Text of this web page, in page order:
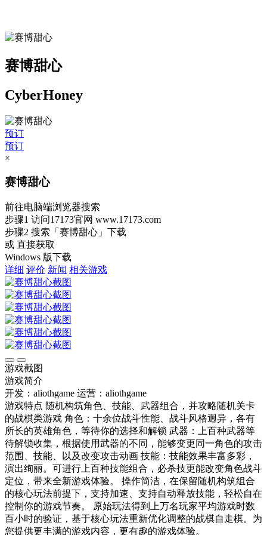
赛博甜心
CyberHoney
预订
预订
×
赛博甜心
前往电脑端浏览器搜索
步骤1 访问17173官网 www.17173.com
步骤2 搜索 「赛博甜心」 下载
或 直接获取
Windows 版下载
详细 评价 新闻 相关游戏
游戏截图
游戏简介
开发：aliothgame 运营：aliothgame
游戏特点 随机构筑角色、技能、武器组合，并攻略随机关卡
的战棋类游戏 角色：十余位战斗性能、战斗风格迥异，各有
所长的英雄角色，等待你的选择和解锁 武器：上百种武器等
待解锁收集，根据使用武器的不同，能够变更同一角色的攻击
范围、技能、以及改变攻击动画 技能：技能效果丰富多彩，
演出绚丽。可进行上百种技能组合，必杀技更能改变角色战斗
定位，带来全新游戏体验。 操作简洁，在保留随机构筑组合
的核心玩法前提下，支持加速、支持自动释放技能，轻松自在
控制你的游戏节奏。 原始玩法得到上万名玩家平均游戏时数
百小时的验证，基于核心玩法重新优化调整的战棋自走棋。为
您提供更丰满的游戏内容，更有趣的游戏体验。